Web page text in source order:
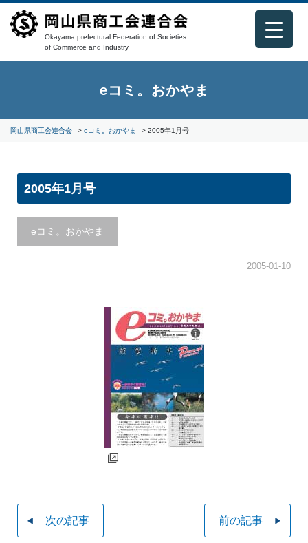
Okayama prefectural Federation of Societies
of Commerce and Industry
eコミ。おかやま
岡山県商工会連合会 > eコミ。おかやま > 2005年1月号
2005年1月号
eコミ。おかやま
2005-01-10
次の記事 前の記事